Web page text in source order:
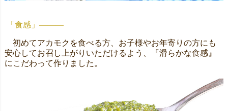
「食感」―――
初めてアカモクを食べる方、お子様やお年寄りの方にも
安心してお召し上がりいただけるよう、『滑らかな食感』
にこだわって作りました。